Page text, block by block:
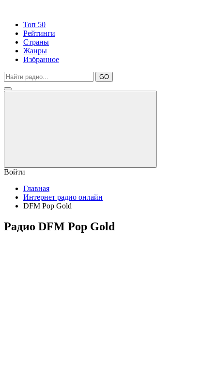
Топ 50
Рейтинги
Страны
Жанры
Избранное
GO
Войти
Главная
Интернет радио онлайн
DFM Pop Gold
Радио DFM Pop Gold